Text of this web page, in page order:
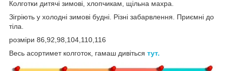
Колготки дитячі зимові, хлопчикам, щільна махра.
Зігріють у холодні зимові будні. Різні забарвлення. Приємні до
тіла.
розміри 86,92,98,104,110,116
Весь асортимет колготок, гамаш дивіться тут.